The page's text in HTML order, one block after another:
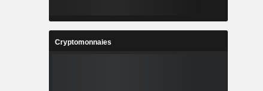
Cryptomonnaies